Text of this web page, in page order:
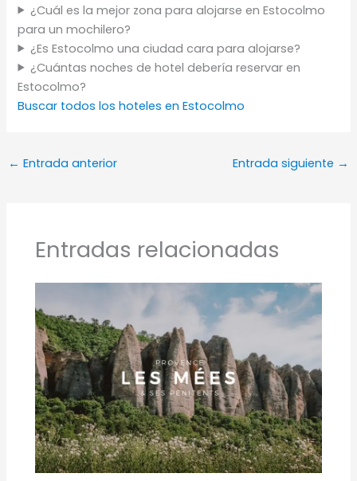
¿Cuál es la mejor zona para alojarse en Estocolmo
para un mochilero?
¿Es Estocolmo una ciudad cara para alojarse?
¿Cuántas noches de hotel debería reservar en
Estocolmo?
Buscar todos los hoteles en Estocolmo
← Entrada anterior Entrada siguiente →
Entradas relacionadas